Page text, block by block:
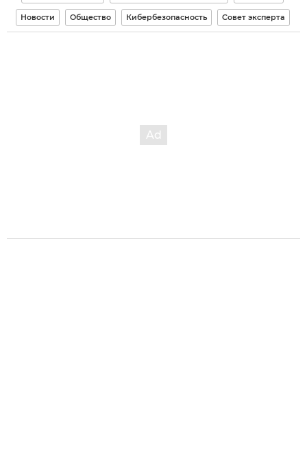
Новости Общество Кибербезопасность Совет эксперта